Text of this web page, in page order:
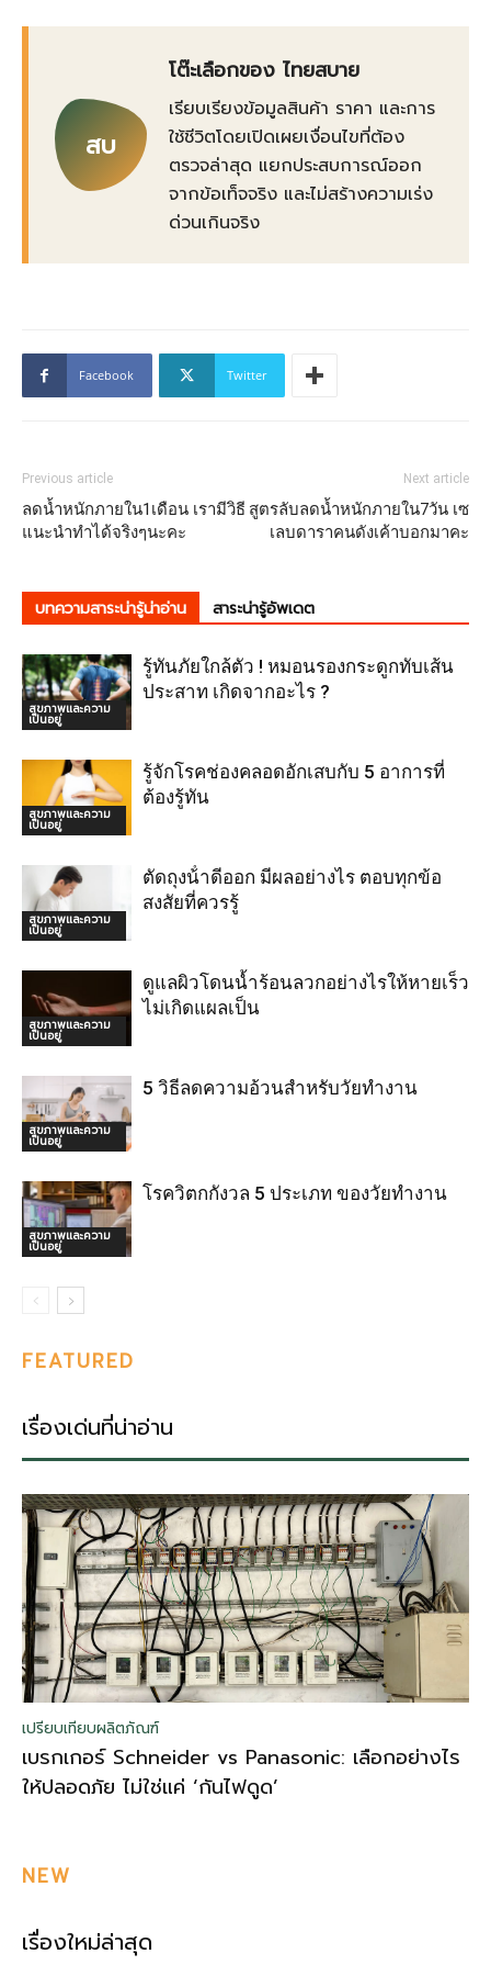
สบ
โต๊ะเลือกของ ไทยสบาย
เรียบเรียงข้อมูลสินค้า ราคา และการ
ใช้ชีวิตโดยเปิดเผยเงื่อนไขที่ต้อง
ตรวจล่าสุด แยกประสบการณ์ออก
จากข้อเท็จจริง และไม่สร้างความเร่ง
ด่วนเกินจริง
Facebook Twitter
Previous article
ลดน้ำหนักภายใน1เดือน เรามีวิธี
แนะนำทำได้จริงๆนะคะ
Next article
สูตรลับลดน้ำหนักภายใน7วัน เซ
เลบดาราคนดังเค้าบอกมาคะ
บทความสาระน่ารู้น่าอ่าน สาระน่ารู้อัพเดต
สุขภาพและความ
เป็นอยู่
รู้ทันภัยใกล้ตัว ! หมอนรองกระดูกทับเส้น
ประสาท เกิดจากอะไร ?
สุขภาพและความ
เป็นอยู่
รู้จักโรคช่องคลอดอักเสบกับ 5 อาการที่
ต้องรู้ทัน
สุขภาพและความ
เป็นอยู่
ตัดถุงน้ําดีออก มีผลอย่างไร ตอบทุกข้อ
สงสัยที่ควรรู้
สุขภาพและความ
เป็นอยู่
ดูแลผิวโดนน้ำร้อนลวกอย่างไรให้หายเร็ว
ไม่เกิดแผลเป็น
สุขภาพและความ
เป็นอยู่
5 วิธีลดความอ้วนสำหรับวัยทำงาน
สุขภาพและความ
เป็นอยู่
โรควิตกกังวล 5 ประเภท ของวัยทำงาน
FEATURED
เรื่องเด่นที่น่าอ่าน
เปรียบเทียบผลิตภัณฑ์
เบรกเกอร์ Schneider vs Panasonic: เลือกอย่างไร
ให้ปลอดภัย ไม่ใช่แค่ ‘กันไฟดูด’
NEW
เรื่องใหม่ล่าสุด